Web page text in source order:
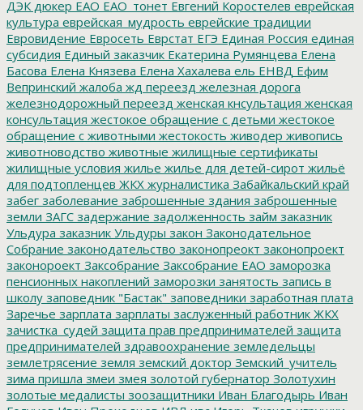
ДЭК дюкер ЕАО ЕАО_тонет Евгений Коростелев еврейская
культура еврейская_мудрость еврейские традиции
Евровидение Евросеть Еврстат ЕГЭ Единая Россия единая
субсидия Единый заказчик Екатерина Румянцева Елена
Басова Елена Князева Елена Хахалева ель ЕНВД Ефим
Вепринский жалоба жд переезд железная дорога
железнодорожный переезд женская кнсультация женская
консультация жестокое обращение с детьми жестокое
обращение с животными жестокость живодер живопись
животноводство животные жилищные сертификаты
жилищные условия жилье жилье для детей-сирот жильё
для подтопленцев ЖКХ журналистика Забайкальский край
забег заболевание заброшенные здания заброшенные
земли ЗАГС задержание задолженность займ заказник
Ульдура заказник Ульдуры закон Законодательное
Собрание законодательство законопреокт законопроект
законороект Заксобрание Заксобрание ЕАО заморозка
пенсионных накоплений заморозки занятость запись в
школу заповедник "Бастак" заповедники заработная плата
Заречье зарплата зарплаты заслуженный работник ЖКХ
зачистка_судей защита прав предпринимателей защита
предпринимателей здравоохранение земледельцы
землетрясение земля земский доктор Земский_учитель
зима пришла змеи змея золотой губернатор Золотухин
золотые медалисты зоозащитники Иван Благодырь Иван